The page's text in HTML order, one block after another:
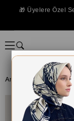
🎁 Üyelere Özel
Anasayfa İPEK EŞARP